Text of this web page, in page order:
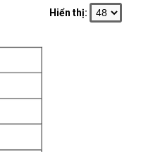
Hiển thị: